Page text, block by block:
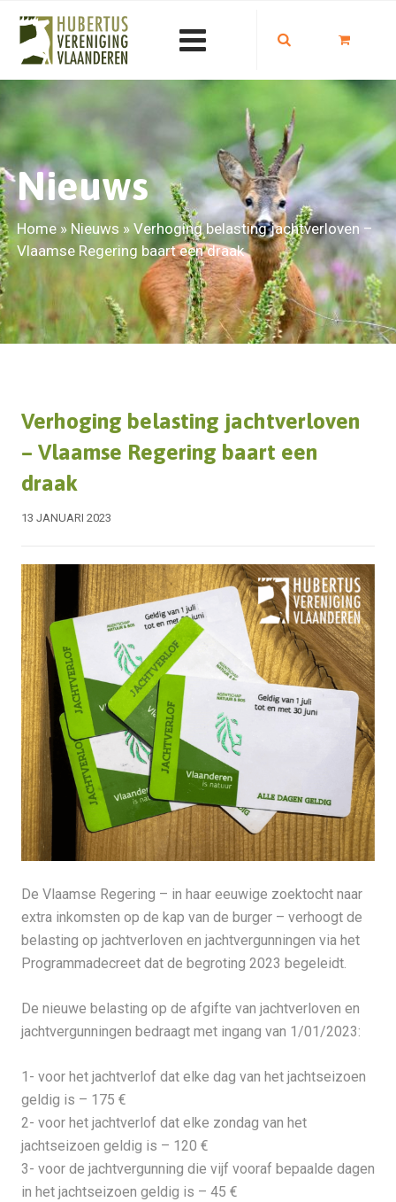
Nieuws
Home» Nieuws »Verhoging belasting jachtverloven –
Vlaamse Regering baart een draak
Verhoging belasting jachtverloven
– Vlaamse Regering baart een
draak
13 JANUARI 2023
De Vlaamse Regering – in haar eeuwige zoektocht naar
extra inkomsten op de kap van de burger – verhoogt de
belasting op jachtverloven en jachtvergunningen via het
Programmadecreet dat de begroting 2023 begeleidt.
De nieuwe belasting op de afgifte van jachtverloven en
jachtvergunningen bedraagt met ingang van 1/01/2023:
1- voor het jachtverlof dat elke dag van het jachtseizoen
geldig is – 175 €
2- voor het jachtverlof dat elke zondag van het
jachtseizoen geldig is – 120 €
3- voor de jachtvergunning die vijf vooraf bepaalde dagen
in het jachtseizoen geldig is – 45 €